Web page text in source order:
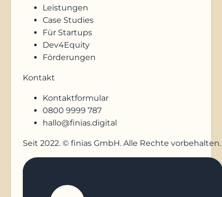
Leistungen
Case Studies
Für Startups
Dev4Equity
Förderungen
Kontakt
Kontaktformular
0800 9999 787
hallo@finias.digital
Seit 2022. © finias GmbH. Alle Rechte vorbehalten.